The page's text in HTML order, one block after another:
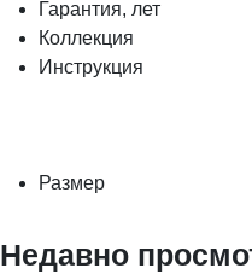
Гарантия, лет
Коллекция
Инструкция
Размер
Недавно